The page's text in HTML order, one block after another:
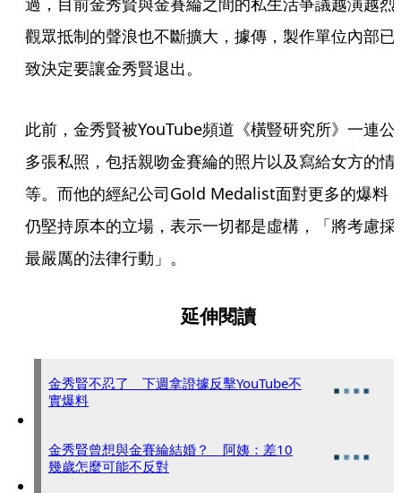
觀眾抵制的聲浪也不斷擴大，據傳，製作單位內部已
致決定要讓金秀賢退出。
此前，金秀賢被YouTube頻道《橫豎研究所》一連公
多張私照，包括親吻金賽綸的照片以及寫給女方的情
等。而他的經紀公司Gold Medalist面對更多的爆料
仍堅持原本的立場，表示一切都是虛構，「將考慮採
最嚴厲的法律行動」。
延伸閱讀
金秀賢不忍了 下週拿證據反擊YouTube不
實爆料
金秀賢曾想與金賽綸結婚？ 阿姨：差10
幾歲怎麼可能不反對